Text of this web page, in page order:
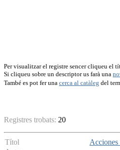
Per visualitzar el registre sencer cliqueu el
Si cliqueu sobre un descriptor us farà una
També es pot fer una cerca al catàleg del
Registres trobats: 20
Títol
Acciones